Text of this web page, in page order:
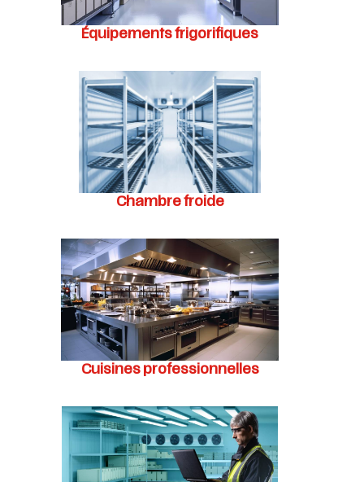
Équipements frigorifiques
Chambre froide
Cuisines professionnelles